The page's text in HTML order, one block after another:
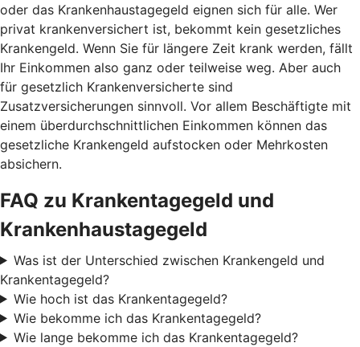
oder das Krankenhaustagegeld eignen sich für alle. Wer
privat krankenversichert ist, bekommt kein gesetzliches
Krankengeld. Wenn Sie für längere Zeit krank werden, fällt
Ihr Einkommen also ganz oder teilweise weg. Aber auch
für gesetzlich Krankenversicherte sind
Zusatzversicherungen sinnvoll. Vor allem Beschäftigte mit
einem überdurchschnittlichen Einkommen können das
gesetzliche Krankengeld aufstocken oder Mehrkosten
absichern.
FAQ zu Krankentagegeld und
Krankenhaustagegeld
Was ist der Unterschied zwischen Krankengeld und
Krankentagegeld?
Wie hoch ist das Krankentagegeld?
Wie bekomme ich das Krankentagegeld?
Wie lange bekomme ich das Krankentagegeld?